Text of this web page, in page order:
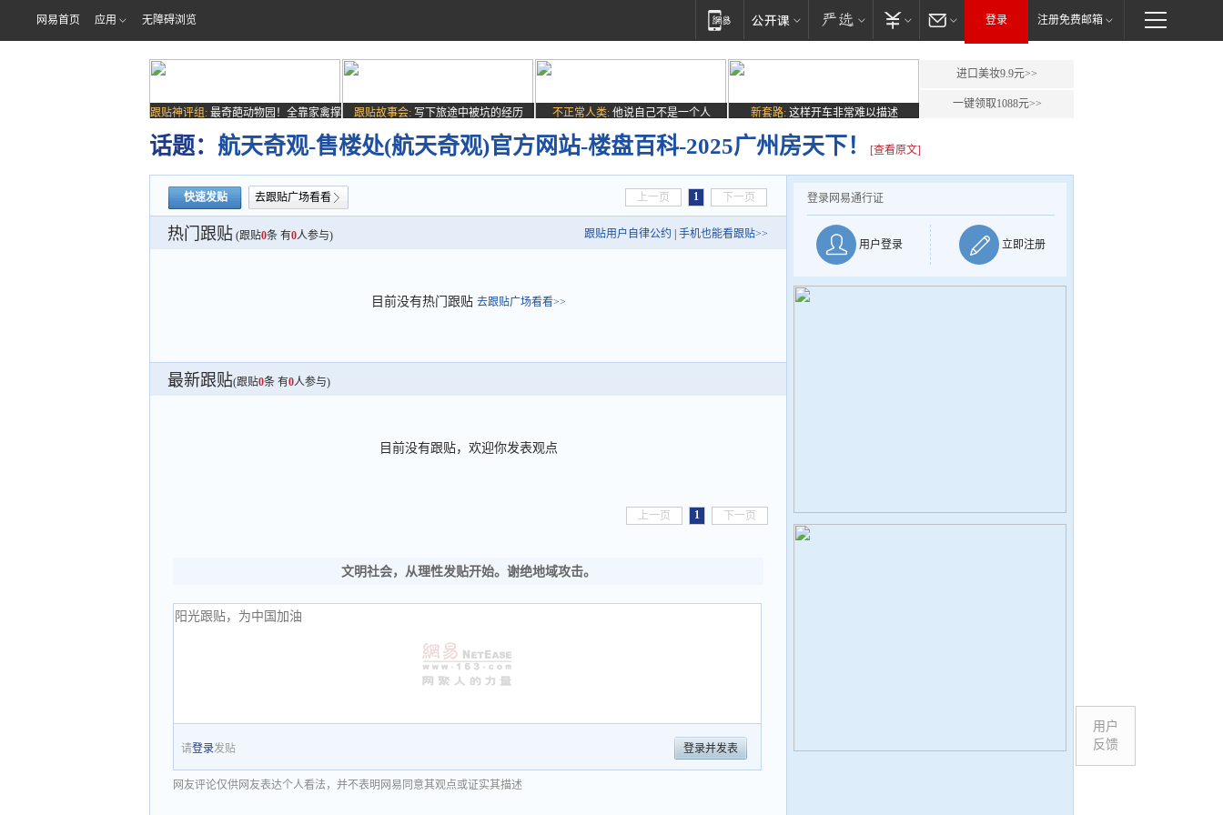
网易首页 应用 无障碍浏览 登录 注册免费邮箱
跟贴神评组: 最奇葩动物园！全靠家禽撑
场子
跟贴故事会: 写下旅途中被坑的经历 不正常人类: 他说自己不是一个人 新套路: 这样开车非常难以描述
进口美妆9.9元>>
一键领取1088元>>
话题： 航天奇观-售楼处(航天奇观)官方网站-楼盘百科-2025广州房天下！ [查看原文]
快速发贴 去跟贴广场看看 上一页 1 下一页
热门跟贴 (跟贴0条 有0人参与) 跟贴用户自律公约 手机也能看跟贴>>
目前没有热门跟贴 去跟贴广场看看>>
最新跟贴(跟贴0条 有0人参与)
目前没有跟贴，欢迎你发表观点
上一页 1 下一页
文明社会，从理性发贴开始。谢绝地域攻击。
请登录发贴 登录并发表
网友评论仅供网友表达个人看法，并不表明网易同意其观点或证实其描述
登录网易通行证
用户登录 立即注册
用户
反馈